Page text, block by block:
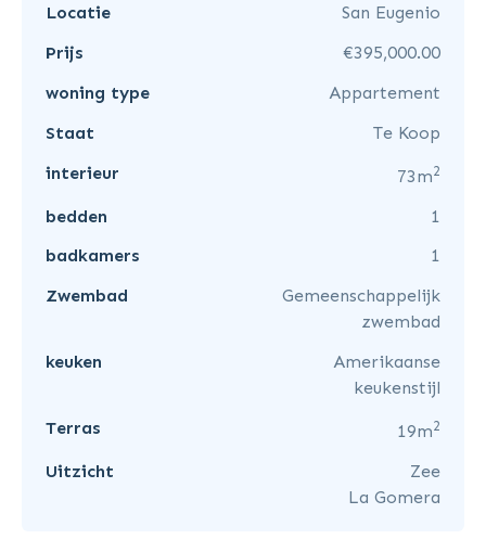
Locatie
San Eugenio
Prijs
€395,000.00
woning type
Appartement
Staat
Te Koop
interieur
73m2
bedden
1
badkamers
1
Zwembad
Gemeenschappelijk
zwembad
keuken
Amerikaanse
keukenstijl
Terras
19m2
Uitzicht
Zee
La Gomera